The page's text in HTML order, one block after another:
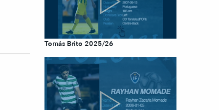
Tomás Brito 2025/26